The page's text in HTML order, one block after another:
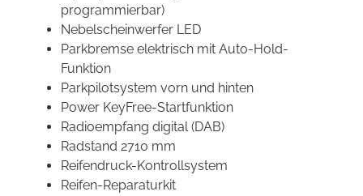
programmierbar)
Nebelscheinwerfer LED
Parkbremse elektrisch mit Auto-Hold-
Funktion
Parkpilotsystem vorn und hinten
Power KeyFree-Startfunktion
Radioempfang digital (DAB)
Radstand 2710 mm
Reifendruck-Kontrollsystem
Reifen-Reparaturkit